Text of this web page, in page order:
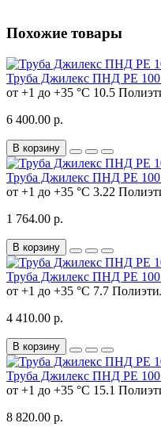
Похожие товары
Труба Джилекс ПНД РЕ 100
от +1 до +35 °C 10.5
6 400.00 р.
В корзину
Труба Джилекс ПНД РЕ 100
от +1 до +35 °C 3.22
1 764.00 р.
В корзину
Труба Джилекс ПНД РЕ 100
от +1 до +35 °C 7.7
4 410.00 р.
В корзину
Труба Джилекс ПНД РЕ 100
от +1 до +35 °C 15.1
8 820.00 р.